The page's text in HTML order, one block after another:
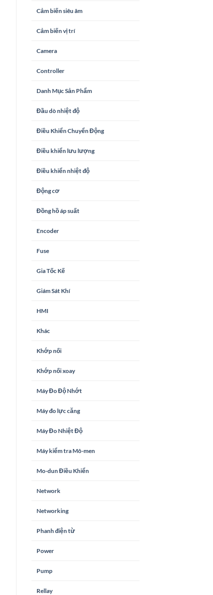
Cảm biến siêu âm
Cảm biến vị trí
Camera
Controller
Danh Mục Sản Phẩm
Đầu dò nhiệt độ
Điều Khiển Chuyển Động
Điều khiển lưu lượng
Điều khiển nhiệt độ
Động cơ
Đồng hồ áp suất
Encoder
Fuse
Gia Tốc Kế
Giám Sát Khí
HMI
Khác
Khớp nối
Khớp nối xoay
Máy Đo Độ Nhớt
Máy đo lực căng
Máy Đo Nhiệt Độ
Máy kiểm tra Mô-men
Mo-dun Điều Khiển
Network
Networking
Phanh điện từ
Power
Pump
Rellay